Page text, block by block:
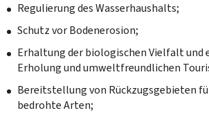
Regulierung des Wasserhaushalts;
Schutz vor Bodenerosion;
Erhaltung der biologischen Vielfalt und
Erholung und umweltfreundlichen
Bereitstellung von Rückzugsgebieten
bedrohte Arten;